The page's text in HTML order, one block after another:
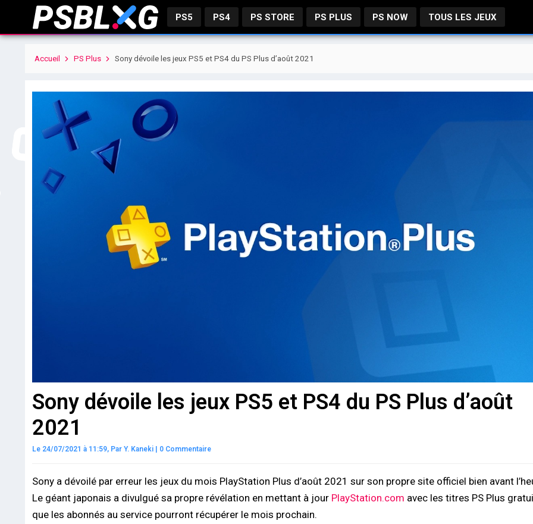
PS5 PS4 PS STORE PS PLUS PS NOW TOUS LES JEUX
Accueil PS Plus Sony dévoile les jeux PS5 et PS4 du PS Plus d’août 2021
Sony dévoile les jeux PS5 et PS4 du PS Plus d’août
2021
Le 24/07/2021 à 11:59, Par Y. Kaneki 0 Commentaire
Sony a dévoilé par erreur les jeux du mois PlayStation Plus d’août 2021 sur son propre site officiel bien avant
Le géant japonais a divulgué sa propre révélation en mettant à jour PlayStation.com avec les titres PS Plus
que les abonnés au service pourront récupérer le mois prochain.